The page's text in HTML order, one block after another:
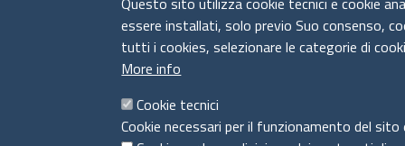
4 - 28100 Novara
Sede di Baveno:Strada Statale del
Sempione, 4 - 28831 Baveno (VB)
CF e Partita Iva:
PEC: cciaa@pec.pno.camcom.it
Codice univoco ufficio fatturazione
essere installati, solo previo Suo consenso,
tutti i cookies, selezionare le categorie di
More info
Cookie tecnici
Cookie necessari per il funzionamento del